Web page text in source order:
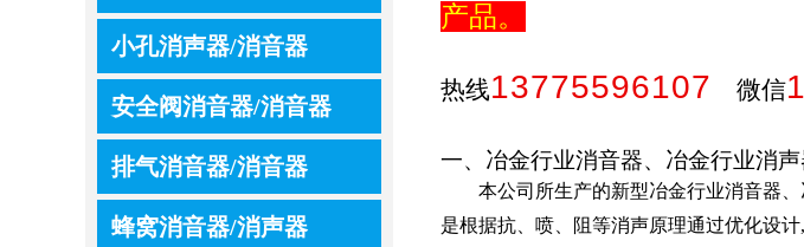
产品。
热线13775596107 微信
一、冶金行业消音器、冶金行业消
本公司所生产的新型冶金行业消音器
是根据抗、喷、阻等消声原理通过优化设
小孔消声器/消音器
安全阀消音器/消音器
排气消音器/消音器
蜂窝消音器/消声器